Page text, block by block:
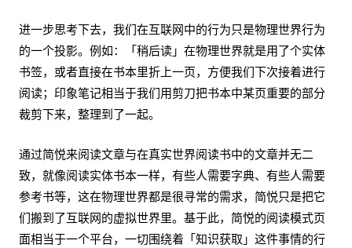
进一步思考下去，我们在互联网中的行为只是物理世界行为
的一个投影。例如：「稍后读」在物理世界就是用了个实体
书签，或者直接在书本里折上一页，方便我们下次接着进行
阅读；印象笔记相当于我们用剪刀把书本中某页重要的部分
裁剪下来，整理到了一起。
通过简悦来阅读文章与在真实世界阅读书中的文章并无二
致，就像阅读实体书本一样，有些人需要字典、有些人需要
参考书等，这在物理世界都是很寻常的需求，简悦只是把它
们搬到了互联网的虚拟世界里。基于此，简悦的阅读模式页
面相当于一个平台，一切围绕着「知识获取」这件事情的行